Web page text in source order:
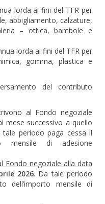
lorda ai fini del TFR per
abbigliamento, calzature,
– ottica, bambole e
lorda ai fini del TFR per
gomma, plastica e
del contributo
al Fondo negoziale
mese successivo a quello
periodo paga cessa il
mensile di adesione
Fondo negoziale alla data
2026. Da tale periodo
dell’importo mensile di